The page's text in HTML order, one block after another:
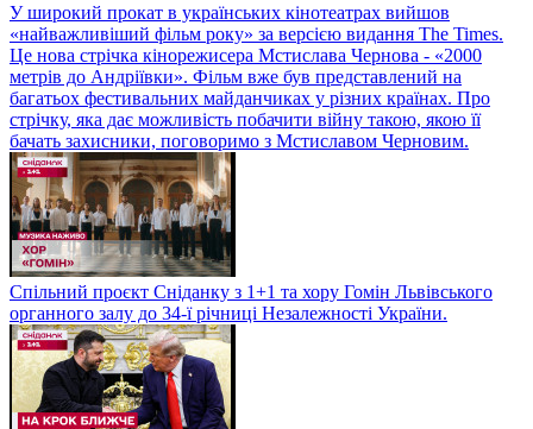
У широкий прокат в українських кінотеатрах вийшов
«найважливіший фільм року» за версією видання The Times.
Це нова стрічка кінорежисера Мстислава Чернова - «2000
метрів до Андріївки». Фільм вже був представлений на
багатьох фестивальних майданчиках у різних країнах. Про
стрічку, яка дає можливість побачити війну такою, якою її
бачать захисники, поговоримо з Мстиславом Черновим.
Спільний проєкт Сніданку з 1+1 та хору Гомін Львівського
органного залу до 34-ї річниці Незалежності України.